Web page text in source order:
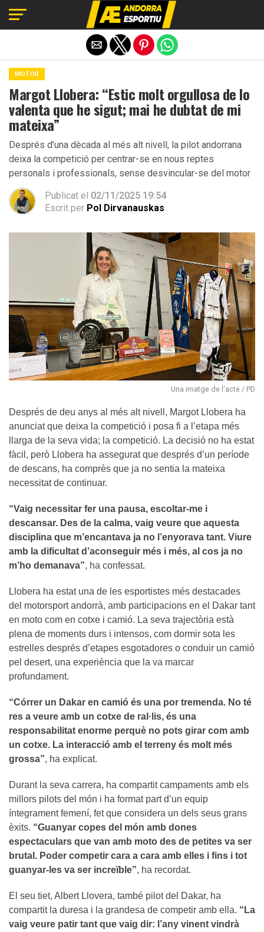
MOTOR
Margot Llobera: “Estic molt orgullosa de lo
valenta que he sigut; mai he dubtat de mi
mateixa”
Després d’una dècada al més alt nivell, la pilot andorrana
deixa la competició per centrar-se en nous reptes
personals i professionals, sense desvincular-se del motor
Publicat el 02/11/2025 19:54
Escrit per Pol Dirvanauskas
Una imatge de l'acte / PD
Després de deu anys al més alt nivell, Margot Llobera ha
anunciat que deixa la competició i posa fi a l’etapa més
llarga de la seva vida; la competició. La decisió no ha estat
fàcil, però Llobera ha assegurat que després d’un període
de descans, ha comprès que ja no sentia la mateixa
necessitat de continuar.
“Vaig necessitar fer una pausa, escoltar-me i
descansar. Des de la calma, vaig veure que aquesta
disciplina que m’encantava ja no l’enyorava tant. Viure
amb la dificultat d’aconseguir més i més, al cos ja no
m’ho demanava”, ha confessat.
Llobera ha estat una de les esportistes més destacades
del motorsport andorrà, amb participacions en el Dakar tant
en moto com en cotxe i camió. La seva trajectòria està
plena de moments durs i intensos, com dormir sota les
estrelles després d’etapes esgotadores o conduir un camió
pel desert, una experiència que la va marcar
profundament.
“Córrer un Dakar en camió és una por tremenda. No té
res a veure amb un cotxe de ral·lis, és una
responsabilitat enorme perquè no pots girar com amb
un cotxe. La interacció amb el terreny és molt més
grossa”, ha explicat.
Durant la seva carrera, ha compartit campaments amb els
millors pilots del món i ha format part d’un equip
íntegrament femení, fet que considera un dels seus grans
èxits. “Guanyar copes del món amb dones
espectaculars que van amb moto des de petites va ser
brutal. Poder competir cara a cara amb elles i fins i tot
guanyar-les va ser increïble”, ha recordat.
El seu tiet, Albert Llovera, també pilot del Dakar, ha
compartit la duresa i la grandesa de competir amb ella. “La
vaig veure patir tant que vaig dir: l’any vinent vindrà
Exit mobile version